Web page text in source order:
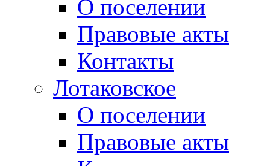
О поселении
Правовые акты
Контакты
Лотаковское
О поселении
Правовые акты